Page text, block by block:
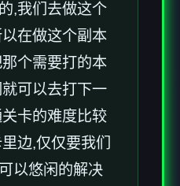
,我们去做这个
在做这个副本
个需要打的本
可以去打下一
卡的难度比较
边,仅仅要我们
以悠闲的解决